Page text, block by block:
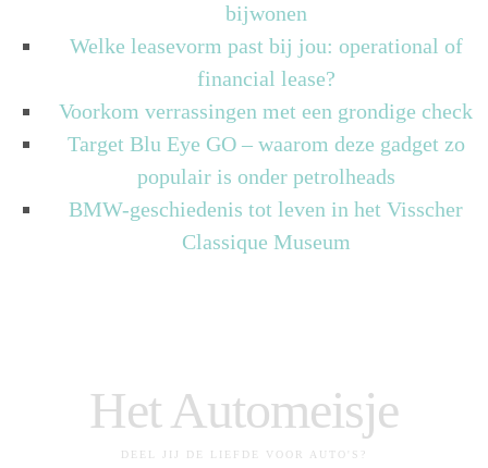
bijwonen
Welke leasevorm past bij jou: operational of
financial lease?
Voorkom verrassingen met een grondige check
Target Blu Eye GO – waarom deze gadget zo
populair is onder petrolheads
BMW-geschiedenis tot leven in het Visscher
Classique Museum
Het Automeisje
DEEL JIJ DE LIEFDE VOOR AUTO'S?